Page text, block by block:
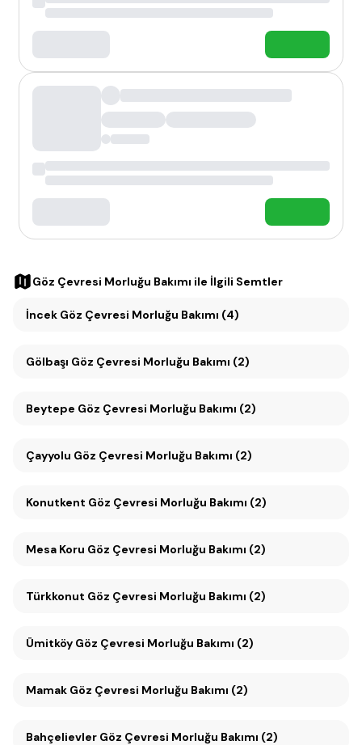
Göz Çevresi Morluğu Bakımı ile İlgili Semtler
İncek Göz Çevresi Morluğu Bakımı (4)
Gölbaşı Göz Çevresi Morluğu Bakımı (2)
Beytepe Göz Çevresi Morluğu Bakımı (2)
Çayyolu Göz Çevresi Morluğu Bakımı (2)
Konutkent Göz Çevresi Morluğu Bakımı (2)
Mesa Koru Göz Çevresi Morluğu Bakımı (2)
Türkkonut Göz Çevresi Morluğu Bakımı (2)
Ümitköy Göz Çevresi Morluğu Bakımı (2)
Mamak Göz Çevresi Morluğu Bakımı (2)
Bahçelievler Göz Çevresi Morluğu Bakımı (2)